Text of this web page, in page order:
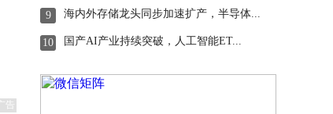
广告
9 海内外存储龙头同步加速扩产，半导体...
10 国产AI产业持续突破，人工智能ET...